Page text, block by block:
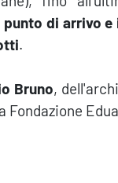
di arrivo
.
Bruno,
Fondazione